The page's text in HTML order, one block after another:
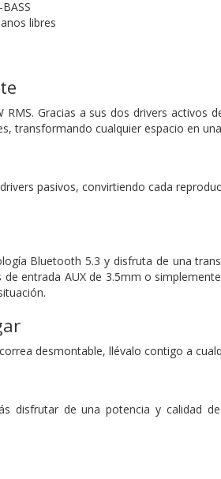
libres
Gracias a sus dos drivers activos
transformando cualquier espacio en
pasivos, convirtiendo cada
Bluetooth 5.3 y disfruta de una
entrada AUX de 3.5mm o
desmontable, llévalo contigo a
disfrutar de una potencia y calidad